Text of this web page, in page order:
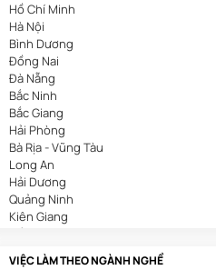
Hồ Chí Minh
Hà Nội
Bình Dương
Đồng Nai
Đà Nẵng
Bắc Ninh
Bắc Giang
Hải Phòng
Bà Rịa - Vũng Tàu
Long An
Hải Dương
Quảng Ninh
Kiên Giang
Cần Thơ
VIỆC LÀM THEO NGÀNH NGHỀ